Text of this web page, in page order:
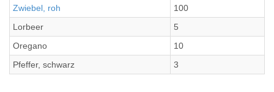
Zwiebel, roh
100
Lorbeer
5
Oregano
10
Pfeffer, schwarz
3